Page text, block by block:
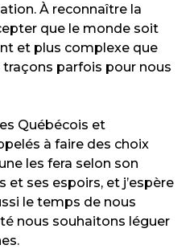
À reconnaître la
que le monde soit
et plus complexe que
parfois pour nous
Québécois et
à faire des choix
les fera selon son
et ses espoirs, et j’espère
le temps de nous
nous souhaitons léguer